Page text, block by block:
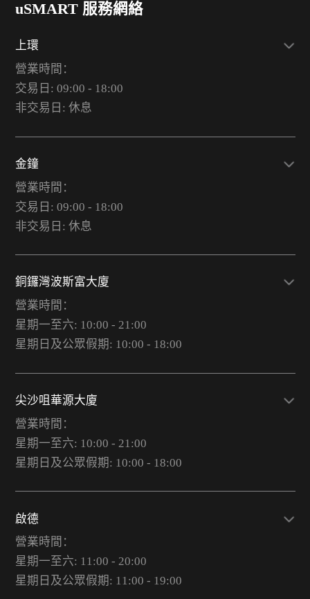
uSMART 服務網絡
上環
營業時間：
交易日: 09:00 - 18:00
非交易日: 休息
金鐘
營業時間：
交易日: 09:00 - 18:00
非交易日: 休息
銅鑼灣波斯富大廈
營業時間：
星期一至六: 10:00 - 21:00
星期日及公眾假期: 10:00 - 18:00
尖沙咀華源大廈
營業時間：
星期一至六: 10:00 - 21:00
星期日及公眾假期: 10:00 - 18:00
啟德
營業時間：
星期一至六: 11:00 - 20:00
星期日及公眾假期: 11:00 - 19:00